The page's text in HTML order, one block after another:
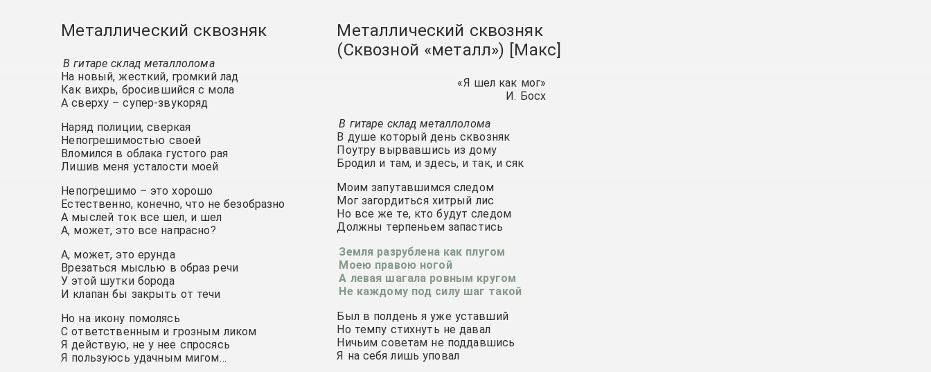
Металлический сквозняк
В гитаре склад металлолома
На новый, жесткий, громкий лад
Как вихрь, бросившийся с мола
А сверху – супер-звукоряд
Наряд полиции, сверкая
Непогрешимостью своей
Вломился в облака густого рая
Лишив меня усталости моей
Непогрешимо – это хорошо
Естественно, конечно, что не безобразно
А мыслей ток все шел, и шел
А, может, это все напрасно?
А, может, это ерунда
Врезаться мыслью в образ речи
У этой шутки борода
И клапан бы закрыть от течи
Но на икону помолясь
С ответственным и грозным ликом
Я действую, не у нее спросясь
Я пользуюсь удачным мигом…
Металлический сквозняк
(Сквозной «металл») [Макс]
«Я шел как мог»
И. Босх
В гитаре склад металлолома
В душе который день сквозняк
Поутру вырвавшись из дому
Бродил и там, и здесь, и так, и сяк
Моим запутавшимся следом
Мог загордиться хитрый лис
Но все же те, кто будут следом
Должны терпеньем запастись
Земля разрублена как плугом
Моею правою ногой
А левая шагала ровным кругом
Не каждому под силу шаг такой
Был в полдень я уже уставший
Но темпу стихнуть не давал
Ничьим советам не поддавшись
Я на себя лишь уповал